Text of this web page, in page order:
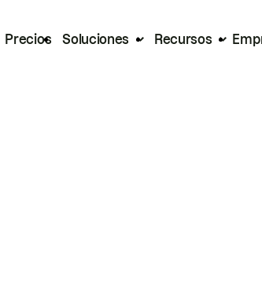
Precios Soluciones Recursos